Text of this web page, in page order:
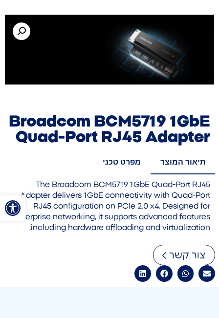
פתח
Broadcom BCM5719 1GbE
Quad-Port RJ45 Adapter
תיאור המוצר מפרט טכני
The Broadcom BCM5719 1GbE Quad-Port RJ45
Adapter delivers 1GbE connectivity with Quad-Port
RJ45 configuration on PCIe 2.0 x4. Designed for
enterprise networking, it supports advanced features
including hardware offloading and virtualization.
צור קשר